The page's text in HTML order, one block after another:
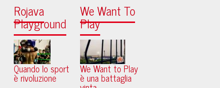
Rojava
Playground
Quando lo sport
è rivoluzione
We Want To
Play
We Want to Play
è una battaglia